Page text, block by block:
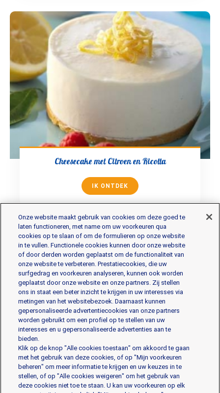
Cheesecake met Citroen en Ricotta
IK ONTDEK
De producten
Gorgonzola Mascarpone
Mozzarella
Parmezaanse kaas en Harde kazen
Ricotta
Professionale assortiment
Onze website maakt gebruik van cookies om deze goed te
laten functioneren, met name om uw voorkeuren qua
cookies op te slaan of om de formulieren op onze website
in te vullen. Functionele cookies kunnen door onze website
of door derden worden geplaatst om de functionaliteit van
onze website te verbeteren. Prestatiecookies, die uw
surfgedrag en voorkeuren analyseren, kunnen ook worden
geplaatst door onze website en onze partners. Zij stellen
ons in staat een beter inzicht te krijgen in uw interesses via
metingen van het websitebezoek. Daarnaast kunnen
gepersonaliseerde advertentiecookies van onze partners
worden gebruikt om een profiel op te stellen van uw
interesses en u gepersonaliseerde advertenties aan te
bieden.
Klik op de knop "Alle cookies toestaan" om akkoord te gaan
met het gebruik van deze cookies, of op "Mijn voorkeuren
beheren" om meer informatie te krijgen en uw keuzes in te
stellen, of op "Alle cookies weigeren" om het gebruik van
deze cookies niet toe te staan. U kan uw voorkeuren op elk